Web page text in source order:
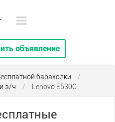
объявление
барахолки
/
з/ч
/ Lenovo E530C